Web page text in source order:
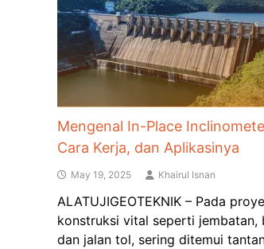
Mengenal In-Place
Cara Kerja, dan Aplikasinya
May 19, 2025 Khairul Isnan
ALATUJIGEOTEKNIK – Pada
konstruksi vital seperti jembatan,
dan jalan tol, sering ditemui